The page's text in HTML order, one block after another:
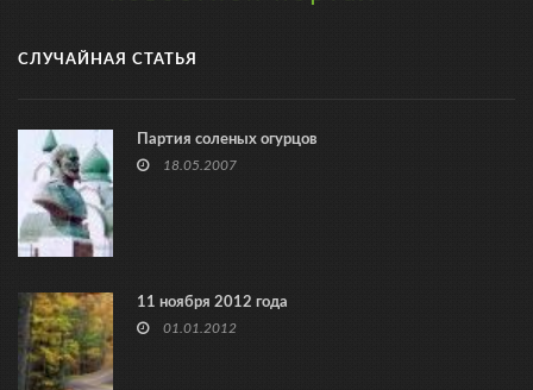
СЛУЧАЙНАЯ СТАТЬЯ
Партия соленых огурцов
18.05.2007
11 ноября 2012 года
01.01.2012